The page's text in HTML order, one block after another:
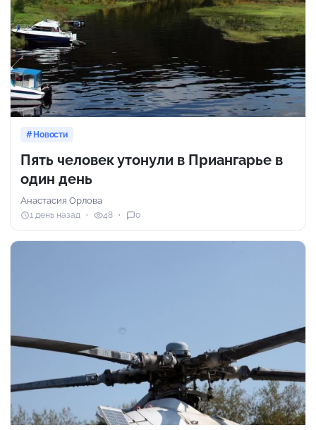
Новости
Пять человек утонули в Приангарье в
один день
Анастасия Орлова
1 день назад 48 0